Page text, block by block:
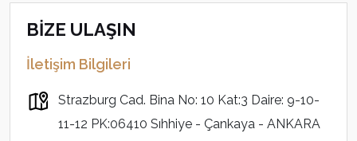
BİZE ULAŞIN
İletişim Bilgileri
Strazburg Cad. Bina No: 10 Kat:3 Daire: 9-10-
11-12 PK:06410 Sıhhiye - Çankaya - ANKARA